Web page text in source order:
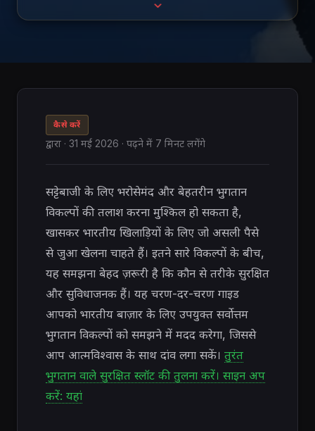
कैसे करें
द्वारा · 31 मई 2026 · पढ़ने में 7 मिनट लगेंगे
सट्टेबाजी के लिए भरोसेमंद और बेहतरीन भुगतान
विकल्पों की तलाश करना मुश्किल हो सकता है,
खासकर भारतीय खिलाड़ियों के लिए जो असली पैसे
से जुआ खेलना चाहते हैं। इतने सारे विकल्पों के बीच,
यह समझना बेहद ज़रूरी है कि कौन से तरीके सुरक्षित
और सुविधाजनक हैं। यह चरण-दर-चरण गाइड
आपको भारतीय बाज़ार के लिए उपयुक्त सर्वोत्तम
भुगतान विकल्पों को समझने में मदद करेगा, जिससे
आप आत्मविश्वास के साथ दांव लगा सकें। तुरंत
भुगतान वाले सुरक्षित स्लॉट की तुलना करें। साइन अप
करें: यहां